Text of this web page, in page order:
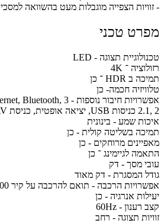
- זוויות הצפייה מוגבלות מעט בהשוואה למסכי OLED או IPS מתקדמים.
מפרט טכני
טכנולוגיית תצוגה - LED
רזולוציה ־ 4K
תמיכה ב HDR ־ כן
טלוויזיה חכמה- כן
2.1, 2 כניסות USB, יציאה אופטית, כניסת AV, חיבור אוזניות
איכות שמע - בינונית
תמיכה בשליטה קולית - כן
מאפיינים מרוחקים - כן
התאמה לגיימינג ־ כן
עובי מסך - דק
גודל המסגרת - דק מאוד
אפשרויות הרכבה - תואם להרכבה על קיר VESA 400x300
יעילות אנרגיה - כן
קצב רענון - 60Hz
זוויות תצוגה - רחב